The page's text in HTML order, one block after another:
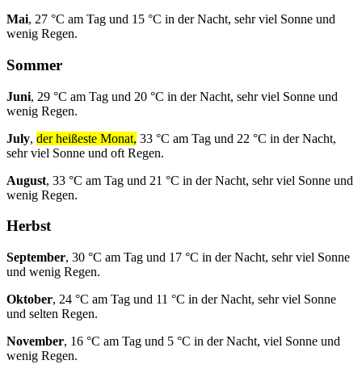
Mai, 27 °C am Tag und 15 °C in der Nacht, sehr viel Sonne und
wenig Regen.
Sommer
Juni, 29 °C am Tag und 20 °C in der Nacht, sehr viel Sonne und
wenig Regen.
July, der heißeste Monat, 33 °C am Tag und 22 °C in der Nacht,
sehr viel Sonne und oft Regen.
August, 33 °C am Tag und 21 °C in der Nacht, sehr viel Sonne und
wenig Regen.
Herbst
September, 30 °C am Tag und 17 °C in der Nacht, sehr viel Sonne
und wenig Regen.
Oktober, 24 °C am Tag und 11 °C in der Nacht, sehr viel Sonne
und selten Regen.
November, 16 °C am Tag und 5 °C in der Nacht, viel Sonne und
wenig Regen.